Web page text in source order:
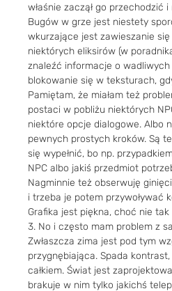
właśnie zaczął go przechodzić
Bugów w grze jest niestety
wkurzające jest zawieszanie
niektórych eliksirów (w
znaleźć informacje o wadliwych
blokowanie się w teksturach,
Pamiętam, że miałam też
postaci w pobliżu niektórych
niektóre opcje dialogowe. Albo
pewnych prostych kroków. Są
się wypełnić, bo np.
NPC albo jakiś przedmiot
Nagminnie też obserwuję
i trzeba je potem przywoływać
Grafika jest piękna, choć nie tak
3. No i często mam problem z
Zwłaszcza zima jest pod tym
przygnębiająca. Spada
całkiem. Świat jest
brakuje w nim tylko jakichś